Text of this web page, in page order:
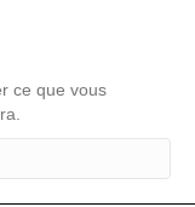
ce que vous